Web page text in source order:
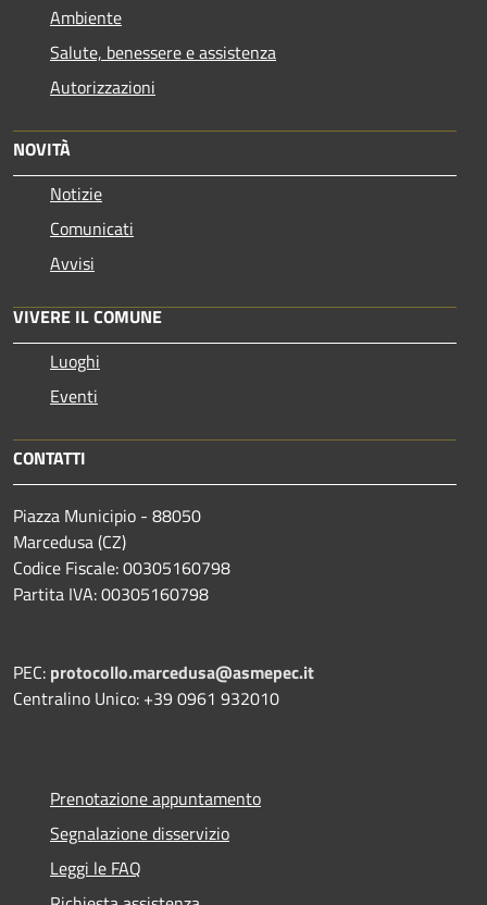
Ambiente
Salute, benessere e assistenza
Autorizzazioni
NOVITÀ
Notizie
Comunicati
Avvisi
VIVERE IL COMUNE
Luoghi
Eventi
CONTATTI
Piazza Municipio - 88050
Marcedusa (CZ)
Codice Fiscale: 00305160798
Partita IVA: 00305160798
PEC: protocollo.marcedusa@asmepec.it
Centralino Unico: +39 0961 932010
Prenotazione appuntamento
Segnalazione disservizio
Leggi le FAQ